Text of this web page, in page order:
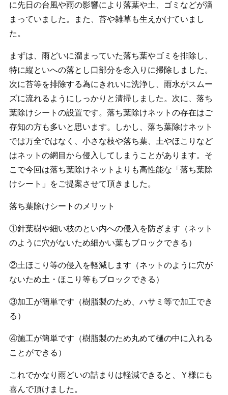
に先日の台風や雨の影響により落葉や土、ゴミなどが溜
まっていました。また、苔や雑草も生えかけていまし
た。
まずは、雨どいに溜まっていた落ち葉やゴミを排除し、
特に縦といへの落とし口部分を念入りに掃除しました。
次に苔等を排除する為にきれいに洗浄し、雨水がスムー
ズに流れるようにしっかりと清掃しました。次に、落ち
葉除けシートの設置です。落ち葉除けネットの存在はご
存知の方も多いと思います。しかし、落ち葉除けネット
では万全ではなく、小さな枝や落ち葉、土やほこりなど
はネットの網目から侵入してしまうことがあります。そ
こで今回は落ち葉除けネットよりも高性能な「落ち葉除
けシート」をご提案させて頂きました。
落ち葉除けシートのメリット
①針葉樹や細い枝のとい内への侵入を防ぎます（ネット
のように穴がないため細かい葉もブロックできる）
②土ほこり等の侵入を軽減します（ネットのように穴が
ないため土・ほこり等もブロックできる）
③加工が簡単です（樹脂製のため、ハサミ等で加工でき
る）
④施工が簡単です（樹脂製のため丸めて樋の中に入れる
ことができる）
これでかなり雨どいの詰まりは軽減できると、Ｙ様にも
喜んで頂けました。